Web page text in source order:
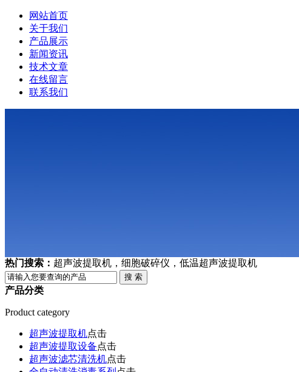
网站首页
关于我们
产品展示
新闻资讯
技术文章
在线留言
联系我们
热门搜索： 超声波提取机，细胞破碎仪，低温超声波提取机
产品分类
Product category
超声波提取机点击
超声波提取设备点击
超声波滤芯清洗机点击